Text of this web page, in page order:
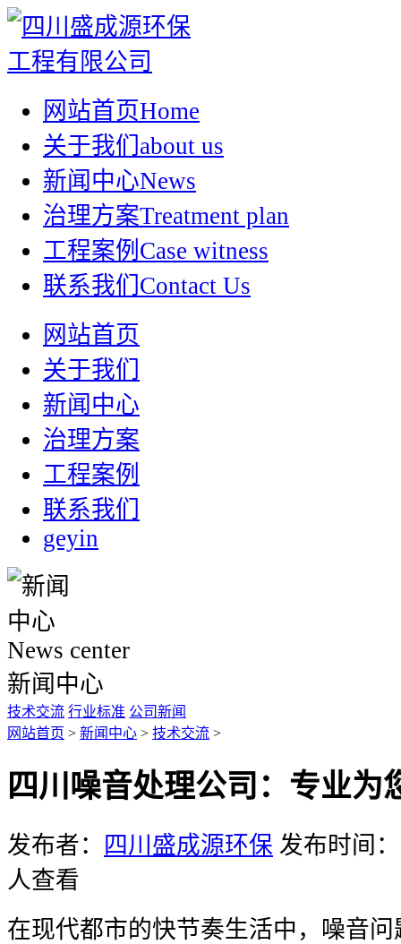
网站首页Home
关于我们 about us
新闻中心News
治理方案Treatment plan
工程案例 Case witness
联系我们 Contact Us
网站首页
关于我们
新闻中心
治理方案
工程案例
联系我们
geyin
News center
新闻中心
技术交流 行业标准 公司新闻
网站首页 > 新闻中心 > 技术交流 >
四川噪音处理公司：专业为
发布者： 四川盛成源环保 发布时间
人查看
在现代都市的快节奏生活中，噪音